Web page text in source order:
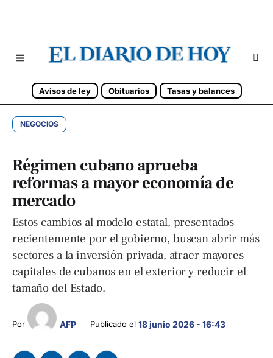
Avisos de ley Obituarios Tasas y balances
NEGOCIOS
Régimen cubano aprueba
reformas a mayor economía de
mercado
Estos cambios al modelo estatal, presentados
recientemente por el gobierno, buscan abrir más
sectores a la inversión privada, atraer mayores
capitales de cubanos en el exterior y reducir el
tamaño del Estado.
Por AFP Publicado el 18 junio 2026 - 16:43